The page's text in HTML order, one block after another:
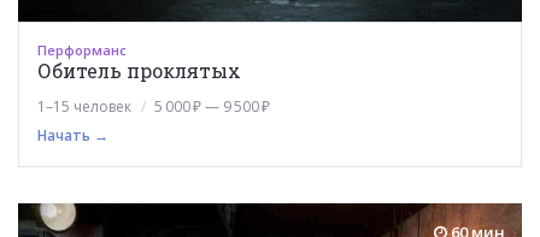
Перформанс
Обитель проклятых
1–15 человек
5 000 ₽ — 9 500 ₽
Начать →
60 мин